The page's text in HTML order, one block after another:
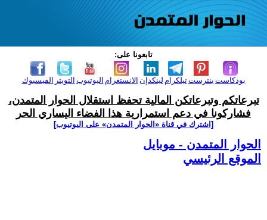
تابعونا على:
الفيسبوك التويتر اليوتيوب الانستغرام لينكدإن تيلكرامبنترست بودكاست
تبرعاتكم وتبرعاتكن المالية تحفظ استقلال الحوار المتمدن،
فشاركونا في دعم استمرارية هذا الفضاء اليساري الحر
[اشترك في قناة ‫«الحوار المتمدن» على اليوتيوب]
الحوار المتمدن - موبايل
الموقع الرئيسي